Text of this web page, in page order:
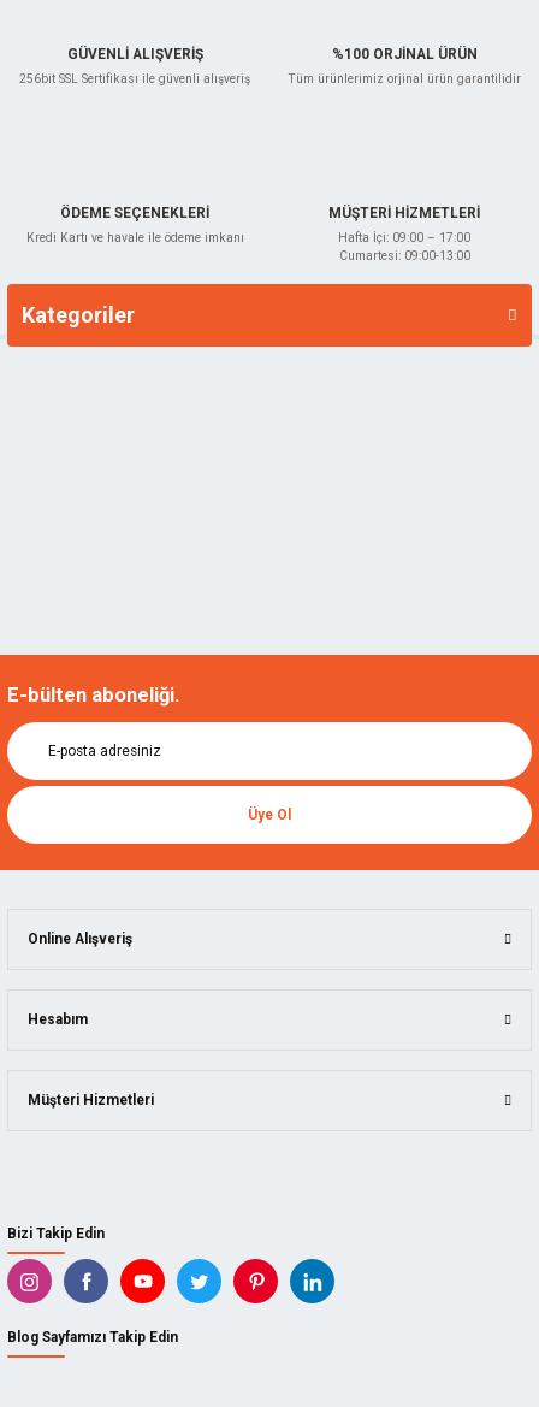
GÜVENLİ ALIŞVERİŞ
256bit SSL Sertifikası ile güvenli alışveriş
%100 ORJİNAL ÜRÜN
Tüm ürünlerimiz orjinal ürün garantilidir
ÖDEME SEÇENEKLERİ
Kredi Kartı ve havale ile ödeme imkanı
MÜŞTERİ HİZMETLERİ
Hafta İçi: 09:00 – 17:00
Cumartesi: 09:00-13:00
Kategoriler
Markalar
E-bülten aboneliği.
Üye Ol
Bizi Takip Edin
Blog Sayfamızı Takip Edin
Online Alışveriş
Hesabım
Müşteri Hizmetleri